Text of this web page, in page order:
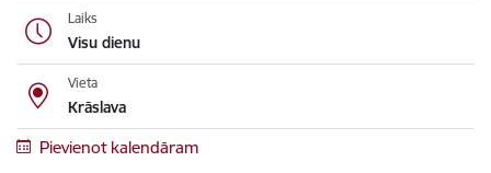
Laiks
Visu dienu
Vieta
Krāslava
Pievienot kalendāram